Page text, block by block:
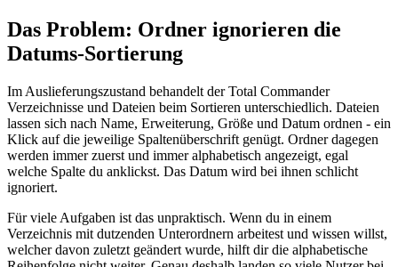
Das Problem: Ordner ignorieren die
Datums-Sortierung
Im Auslieferungszustand behandelt der Total Commander
Verzeichnisse und Dateien beim Sortieren unterschiedlich. Dateien
lassen sich nach Name, Erweiterung, Größe und Datum ordnen - ein
Klick auf die jeweilige Spaltenüberschrift genügt. Ordner dagegen
werden immer zuerst und immer alphabetisch angezeigt, egal
welche Spalte du anklickst. Das Datum wird bei ihnen schlicht
ignoriert.
Für viele Aufgaben ist das unpraktisch. Wenn du in einem
Verzeichnis mit dutzenden Unterordnern arbeitest und wissen willst,
welcher davon zuletzt geändert wurde, hilft dir die alphabetische